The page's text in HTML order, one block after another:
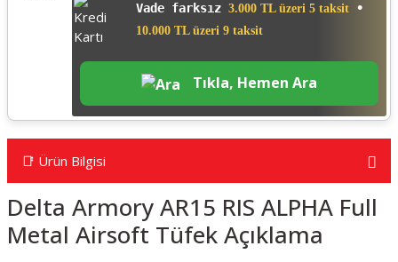
Vade farksız 3.000 TL üzeri 5 taksit •
10.000 TL üzeri 9 taksit
Tıkla, Hemen Ara
📑 Ürün Bilgisi
Delta Armory AR15 RIS ALPHA Full
Metal Airsoft Tüfek Açıklama